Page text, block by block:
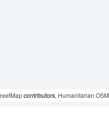
contributors, Humanitarian OSM